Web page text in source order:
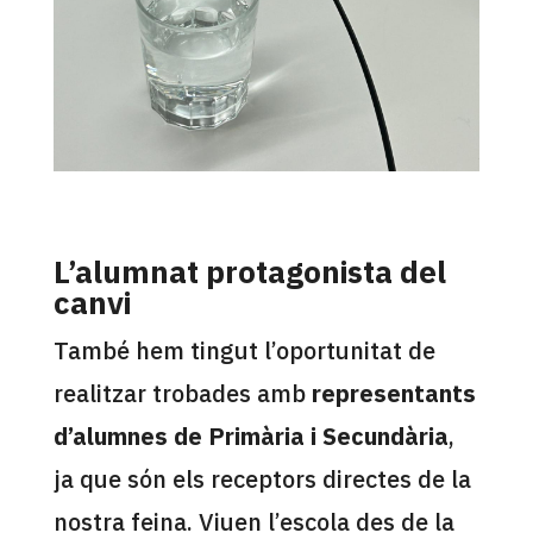
L’alumnat protagonista del
canvi
També hem tingut l’oportunitat de
realitzar trobades amb representants
d’alumnes de Primària i Secundària,
ja que són els receptors directes de la
nostra feina. Viuen l’escola des de la